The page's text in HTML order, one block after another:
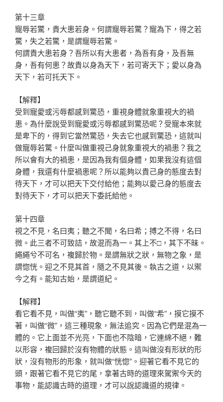
第十三章
寵辱若驚，貴大患若身。何謂寵辱若驚？寵為下，得之若
驚，失之若驚，是謂寵辱若驚。
何謂貴大患若身？吾所以有大患者，為吾有身，及吾無
身，吾有何患？故貴以身為天下，若可寄天下；愛以身為
天下，若可托天下。
【解釋】
受到寵愛或污辱都感到驚恐，重視身體就象重視大的禍
患。為什麼說受到寵愛或污辱都感到驚恐呢？受寵本來就
是卑下的，得到它當然驚恐，失去它也感到驚恐，這就叫
做寵辱若驚。什麼叫做重視己身就象重視大的禍患？我之
所以會有大的禍患，是因為我有個身體，如果我沒有這個
身體，我還有什麼禍患呢？所以能夠以貴己身的態度去對
待天下，才可以把天下交付給他；能夠以愛己身的態度去
對待天下，才可以把天下委託給他。
第十四章
視之不見，名曰夷；聽之不聞，名曰希；搏之不得，名曰
微。此三者不可致詰，故混而為一。其上不□，其下不昧。
繩繩兮不可名，複歸於物。是謂無狀之狀，無物之象，是
謂惚恍。迎之不見其首，隨之不見其後。執古之道，以禦
今之有。能知古始，是謂道紀。
【解釋】
看它看不見，叫做“夷”，聽它聽不到，叫做“希”，摸它摸不
著，叫做“微”，這三種現象，無法追究。因為它們是混為一
體的。它上面並不光亮，下面也不陰暗，它連綿不絕，難
以形容，複回歸於沒有物體的狀態。這叫做沒有形狀的形
狀，沒有物形的形象，就叫做“恍惚”。迎著它看不見它的
頭，跟著它看不見它的尾，拿著古時的道理來駕禦今天的
事物，能認識古時的道理，才可以說認識道的規律。